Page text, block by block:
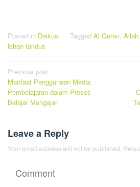
Posted in Diskusi Tagged Al Quran Allah
lahan tandus
Post
navigation
Previous post
Manfaat Penggunaan Media
Pembelajaran dalam Proses
Belajar Mengajar
Leave a Reply
Your email address will not be published.